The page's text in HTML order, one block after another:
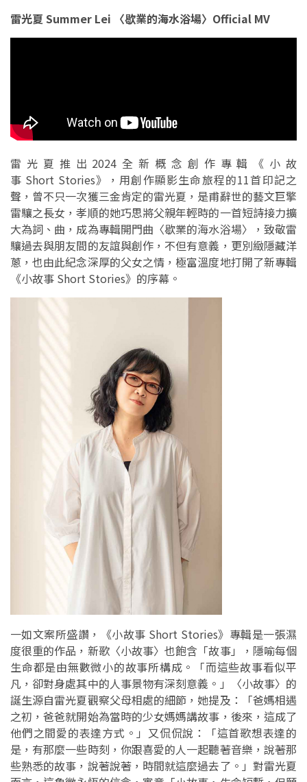
雷光夏 Summer Lei 〈歇業的海水浴場〉Official MV
雷光夏推出2024全新概念創作專輯《小故
事 Short Stories》，用創作顯影生命旅程的11首印記之
聲，曾不只一次獲三金肯定的雷光夏，是甫辭世的藝文巨擎
雷驤之長女，孝順的她巧思將父親年輕時的一首短詩接力擴
大為詞、曲，成為專輯開門曲〈歇業的海水浴場〉，致敬雷
驤過去與朋友間的友誼與創作，不但有意義，更別緻隱藏洋
蔥，也由此紀念深厚的父女之情，極富溫度地打開了新專輯
《小故事 Short Stories》的序幕。
一如文案所盛讚，《小故事 Short Stories》專輯是一張濕
度很重的作品，新歌〈小故事〉也飽含「故事」，隱喻每個
生命都是由無數微小的故事所構成。「而這些故事看似平
凡，卻對身處其中的人事景物有深刻意義。」〈小故事〉的
誕生源自雷光夏觀察父母相處的細節，她提及：「爸媽相遇
之初，爸爸就開始為當時的少女媽媽講故事，後來，這成了
他們之間愛的表達方式。」又侃侃說：「這首歌想表達的
是，有那麼一些時刻，你跟喜愛的人一起聽著音樂，說著那
些熟悉的故事，說著說著，時間就這麼過去了。」對雷光夏